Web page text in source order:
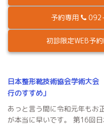
予約専用
初診限定WEB予
日本整形靴技術協会学術大
行のすすめ」
あっと言う間に令和元年もお
が本当に早いです。 第16回